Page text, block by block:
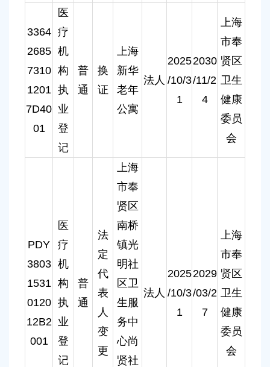
3364
2685
7310
1201
7D40
01
医
疗
机
构
执
业
登
记
普
通
换
证
上海
新华
老年
公寓
法人
2025
/10/3
1
2030
/11/2
4
上海
市奉
贤区
卫生
健康
委员
会
PDY
3803
1531
0120
12B2
001
医
疗
机
构
执
业
登
记
普
通
法
定
代
表
人
变
更
上海
市奉
贤区
南桥
镇光
明社
区卫
生服
务中
心尚
贤社
法人
2025
/10/3
1
2029
/03/2
7
上海
市奉
贤区
卫生
健康
委员
会